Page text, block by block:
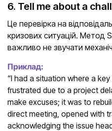
6. Tell me about a
Це перевірка на
кризових ситуацій. Метод
важливо не звучати
Приклад:
“I had a situation where a
frustrated due to a project
make excuses; it was to
direct meeting, opened with
acknowledging the issue